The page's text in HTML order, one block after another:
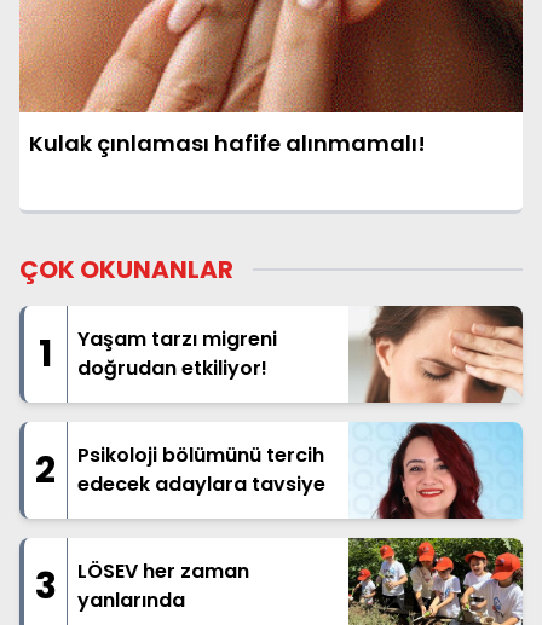
Kulak çınlaması hafife alınmamalı!
ÇOK OKUNANLAR
1
Yaşam tarzı migreni
doğrudan etkiliyor!
2
Psikoloji bölümünü tercih
edecek adaylara tavsiye
3
LÖSEV her zaman
yanlarında